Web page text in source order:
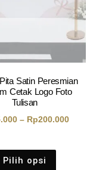
Satin Peresmian
Cetak Logo Foto
Tulisan
– Rp200.000
Pilih opsi